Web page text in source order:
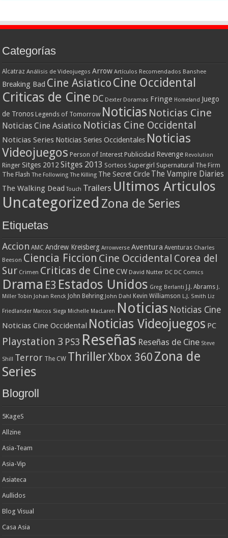
Categorías
Alcatraz Análisis de Videojuegos Arrow Artículos Recomendados Banshee
Breaking Bad Cine AsiaticoCine Occidental
Criticas de Cine DC Dexter Doramas Fringe Homeland Juego
de Tronos Legends of Tomorrow Noticias Noticias Cine
Noticias Cine Asiatico Noticias Cine Occidental
Noticias Series Noticias Series Occidentales Noticias
Videojuegos Person of Interest Publicidad Revenge Revolution
Ringer Sitges 2012 Sitges 2013 Sorteos Supergirl Supernatural The Firm
The Flash The Following The Killing The Secret Circle The Vampire Diaries
The Walking Dead Touch Trailers Ultimos Articulos
Uncategorized Zona de Series
Etiquetas
Accion AMC Andrew Kreisberg Arrowverse Aventura Aventuras Charles
Beeson Ciencia Ficcion Cine Occidental Corea del
Sur Crimen Criticas de Cine CW David Nutter DC DC Comics
Drama E3 Estados Unidos Greg Berlanti J.J. Abrams J.
Miller Tobin
Johan Renck John Behring John Dahl Kevin Williamson L.J. Smith Liz
Friedlander Marcos Siega Michelle MacLaren Noticias Noticias Cine
Noticias Cine Occidental Noticias Videojuegos PC
Playstation 3 PS3 Reseñas Reseñas de Cine Steve
Shill Terror The CW ThrillerXbox 360 Zona de
Series
Blogroll
5KageS
Allzine
Asia-Team
Asia-Vip
Asiateca
Aullidos
Blog Visual
Casa Asia